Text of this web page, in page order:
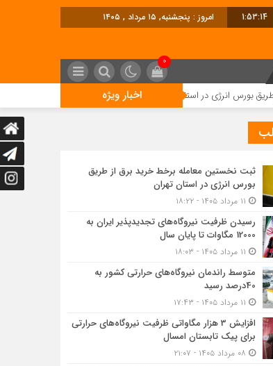
1:53:14 امروز : پنجشنبه, ۱۵ مرداد , ۱۴۰۵
0
اخبار ویژه در استان تهران رسیدن ظرفیت نیروگاه‌های تجدیدپذیر ایران به 12000 مگاوات تا پایان
ثبت نخستین معامله برخط خرید برق از طریق
بورس انرژی در استان تهران
رسیدن ظرفیت نیروگاه‌های تجدیدپذیر ایران به
12000 مگاوات تا پایان سال
متوسط راندمان نیروگاه‌های حرارتی کشور به
40درصد رسید
افزایش 3 هزار مگاواتی ظرفیت نیروگاه‌های حرارتی
برای پیک تابستان امسال